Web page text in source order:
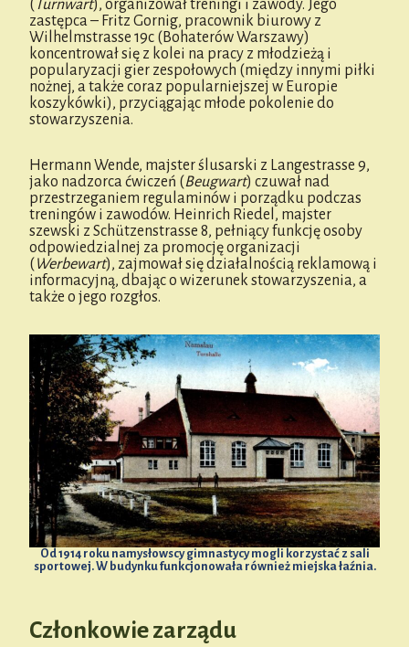
( Turnwart), organizował treningi i zawody. Jego
zastępca – Fritz Gornig, pracownik biurowy z
Wilhelmstrasse 19c (Bohaterów Warszawy)
koncentrował się z kolei na pracy z młodzieżą i
popularyzacji gier zespołowych (między innymi piłki
nożnej, a także coraz popularniejszej w Europie
koszykówki), przyciągając młode pokolenie do
stowarzyszenia.
Hermann Wende, majster ślusarski z Langestrasse 9,
jako nadzorca ćwiczeń (Beugwart) czuwał nad
przestrzeganiem regulaminów i porządku podczas
treningów i zawodów. Heinrich Riedel, majster
szewski z Schützenstrasse 8, pełniący funkcję osoby
odpowiedzialnej za promocję organizacji
( Werbewart), zajmował się działalnością reklamową i
informacyjną, dbając o wizerunek stowarzyszenia, a
także o jego rozgłos.
Od 1914 roku namysłowscy gimnastycy mogli korzystać z sali
sportowej. W budynku funkcjonowała również miejska łaźnia.
Członkowie zarządu